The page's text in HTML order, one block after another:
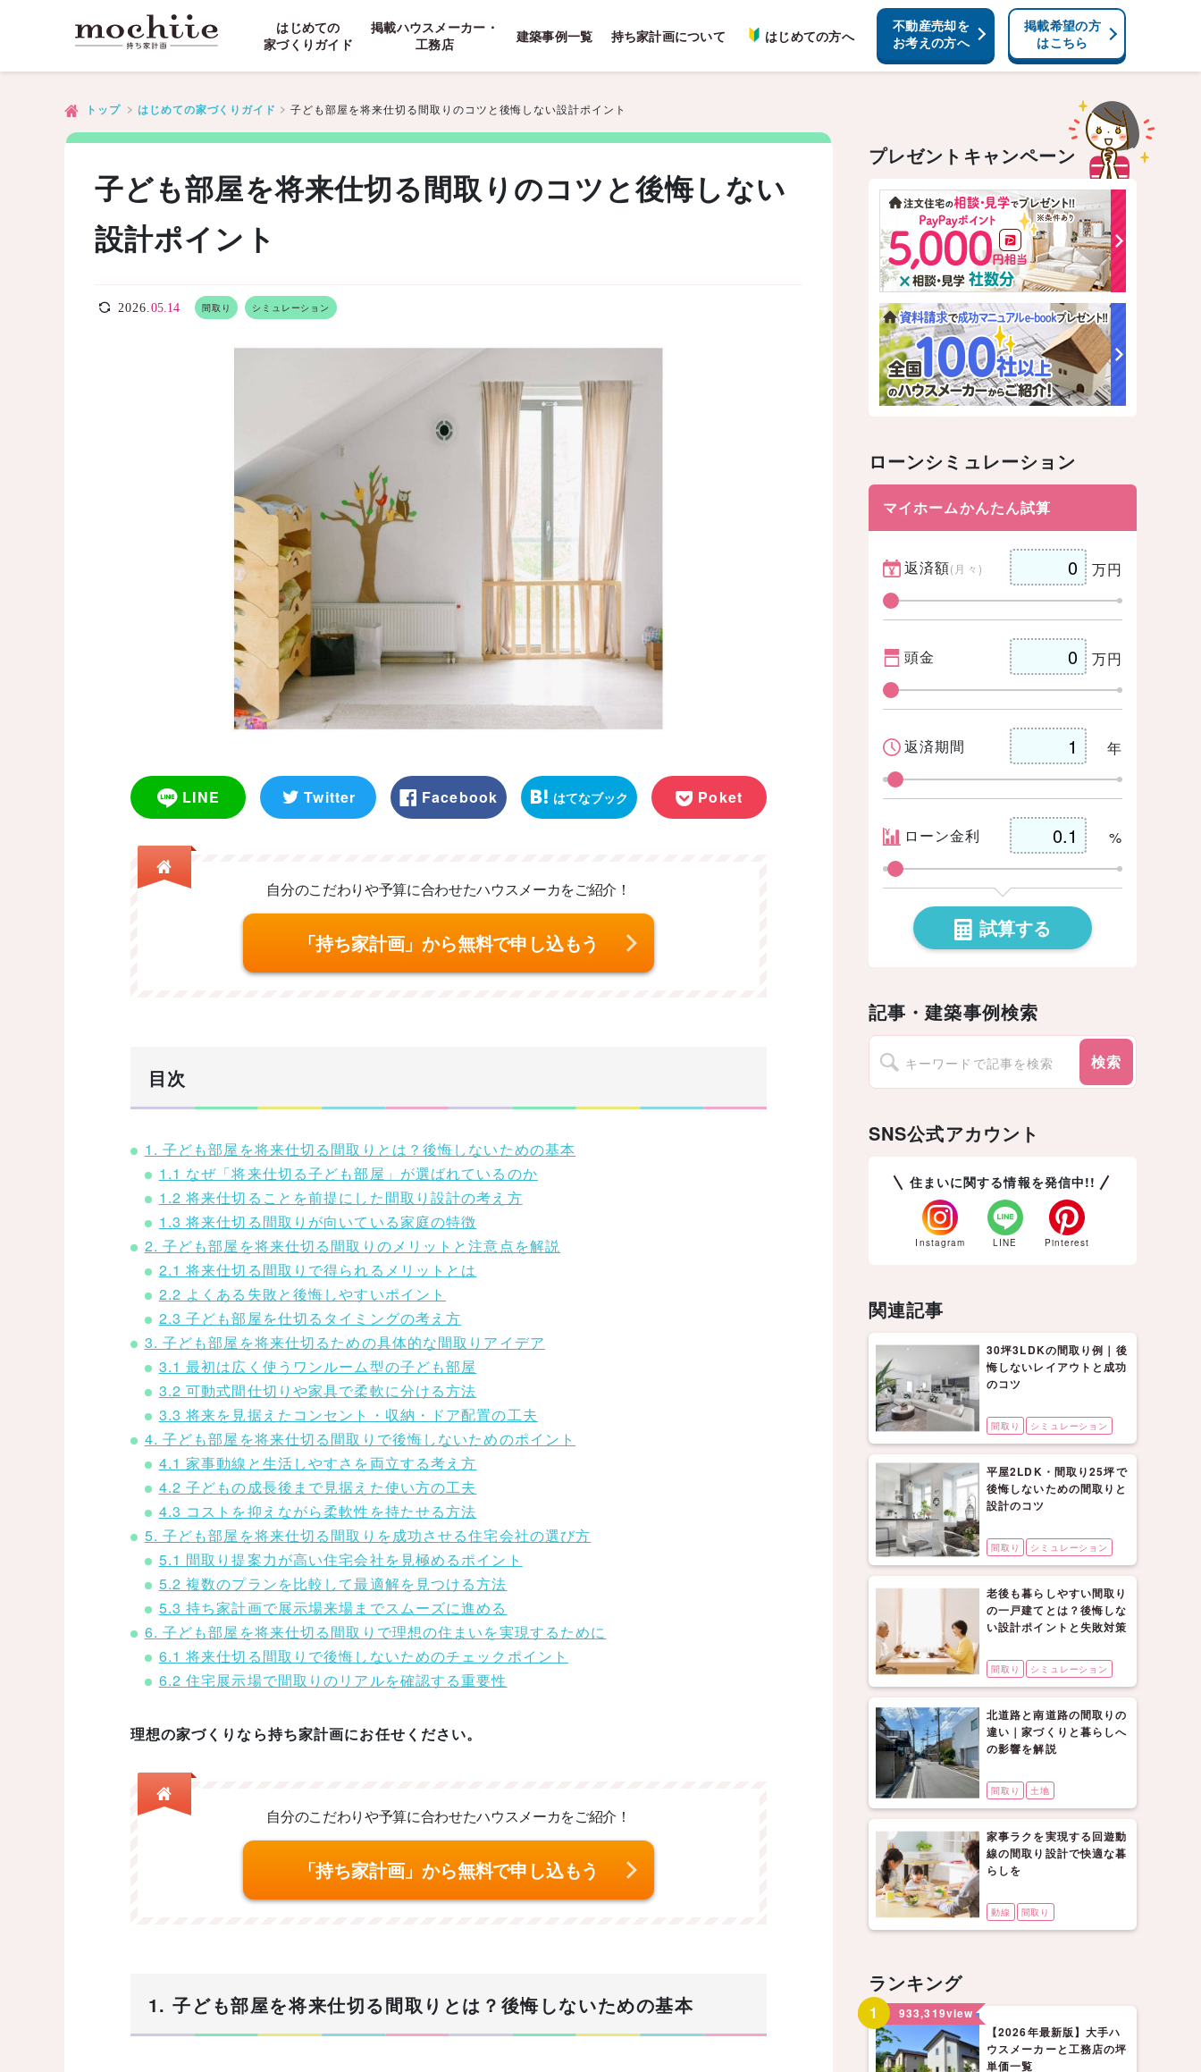
はじめての
家づくりガイド
掲載ハウスメーカー・
工務店
建築事例一覧 持ち家計画について はじめての方へ
不動産売却を
お考えの方へ
掲載希望の方
はこちら
トップ はじめての家づくりガイド 子ども部屋を将来仕切る間取りのコツと後悔しない設計ポイント
子ども部屋を将来仕切る間取りのコツと後悔しない
設計ポイント
2026.05.14 間取り シミュレーション
LINE Twitter Facebook はてなブック Poket
自分のこだわりや予算に合わせたハウスメーカをご紹介！
「持ち家計画」から無料で申し込もう
目次
1. 子ども部屋を将来仕切る間取りとは？後悔しないための基本
1.1 なぜ「将来仕切る子ども部屋」が選ばれているのか
1.2 将来仕切ることを前提にした間取り設計の考え方
1.3 将来仕切る間取りが向いている家庭の特徴
2. 子ども部屋を将来仕切る間取りのメリットと注意点を解説
2.1 将来仕切る間取りで得られるメリットとは
2.2 よくある失敗と後悔しやすいポイント
2.3 子ども部屋を仕切るタイミングの考え方
3. 子ども部屋を将来仕切るための具体的な間取りアイデア
3.1 最初は広く使うワンルーム型の子ども部屋
3.2 可動式間仕切りや家具で柔軟に分ける方法
3.3 将来を見据えたコンセント・収納・ドア配置の工夫
4. 子ども部屋を将来仕切る間取りで後悔しないためのポイント
4.1 家事動線と生活しやすさを両立する考え方
4.2 子どもの成長後まで見据えた使い方の工夫
4.3 コストを抑えながら柔軟性を持たせる方法
5. 子ども部屋を将来仕切る間取りを成功させる住宅会社の選び方
5.1 間取り提案力が高い住宅会社を見極めるポイント
5.2 複数のプランを比較して最適解を見つける方法
5.3 持ち家計画で展示場来場までスムーズに進める
6. 子ども部屋を将来仕切る間取りで理想の住まいを実現するために
6.1 将来仕切る間取りで後悔しないためのチェックポイント
6.2 住宅展示場で間取りのリアルを確認する重要性
理想の家づくりなら持ち家計画にお任せください。
自分のこだわりや予算に合わせたハウスメーカをご紹介！
「持ち家計画」から無料で申し込もう
1. 子ども部屋を将来仕切る間取りとは？後悔しないための基本
プレゼントキャンペーン
ローンシミュレーション
マイホームかんたん試算
返済額(月々) 万円
頭金 万円
返済期間 年
ローン金利 %
試算する
記事・建築事例検索
検索
SNS公式アカウント
住まいに関する情報を発信中!!
Instagram LINE Pinterest
関連記事
30坪3LDKの間取り例｜後
悔しないレイアウトと成功
のコツ
間取り シミュレーション
平屋2LDK・間取り25坪で
後悔しないための間取りと
設計のコツ
間取り シミュレーション
老後も暮らしやすい間取り
の一戸建てとは？後悔しな
い設計ポイントと失敗対策
間取り シミュレーション
北道路と南道路の間取りの
違い｜家づくりと暮らしへ
の影響を解説
間取り 土地
家事ラクを実現する回遊動
線の間取り設計で快適な暮
らしを
動線 間取り
ランキング
1 933,319view
【2026年最新版】大手ハ
ウスメーカーと工務店の坪
単価一覧